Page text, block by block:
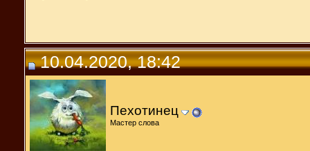
10.04.2020, 18:42
Пехотинец
Мастер слова